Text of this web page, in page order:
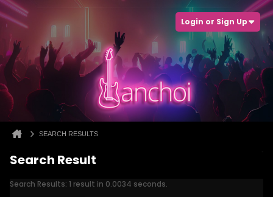
Login or Sign Up
SEARCH RESULTS
Search Result
Search Results: 1 result in 0.0034 seconds.